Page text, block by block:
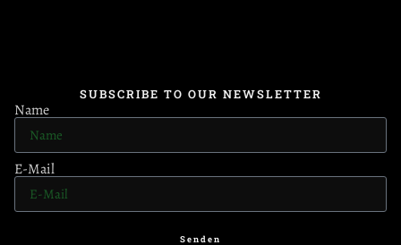
SUBSCRIBE TO OUR NEWSLETTER
Name
E-Mail
Senden